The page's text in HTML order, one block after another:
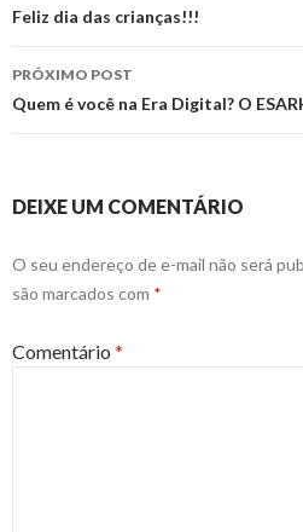
de
posts
Feliz dia das crianças!!!
PRÓXIMO POST
Quem é você na Era Digital? O
DEIXE UM COMENTÁRIO
O seu endereço de e-mail não será
são marcados com *
Comentário *